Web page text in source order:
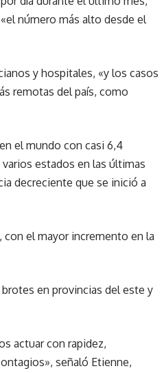
número más alto desde el
y hospitales, «y los casos
remotas del país, como
el mundo con casi 6,4
estados en las últimas
decreciente que se inició a
con el mayor incremento en la
en provincias del este y
actuar con rapidez,
señaló Etienne,